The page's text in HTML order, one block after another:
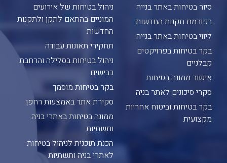
ניהול בטיחות של אירועים
המוניים בהתאם לתקן ולתקנות
החדשות
תחקירי תאונות עבודה
ניהול בטיחות בסלילה והרחבת
כבישים
בקר בטיחות מוסמך
סקירת אתר באמצעות רחפן
ממונה בטיחות באתרי בניה
ותשתיות
הכנת תוכנית לניהול בטיחות
לאתרי בניה ותשתיות
סיור בטיחות באתר בנייה
רפורמת תקנות החדשות
ליווי בטיחות באתר בנייה
בקר בטיחות בפרויקטים
קבלניים
אישור ממונה בטיחות
סקרי סיכונים לאתר בניה
בקר בטיחות וביטוח אחריות
מקצועית